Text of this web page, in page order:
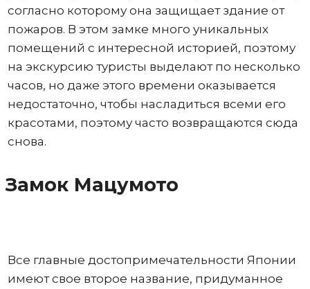
согласно которому она защищает здание от
пожаров. В этом замке много уникальных
помещений с интересной историей, поэтому
на экскурсию туристы выделают по несколько
часов, но даже этого времени оказывается
недостаточно, чтобы насладиться всеми его
красотами, поэтому часто возвращаются сюда
снова.
Замок Мацумото
Все главные достопримечательности Японии
имеют свое второе название, придуманное